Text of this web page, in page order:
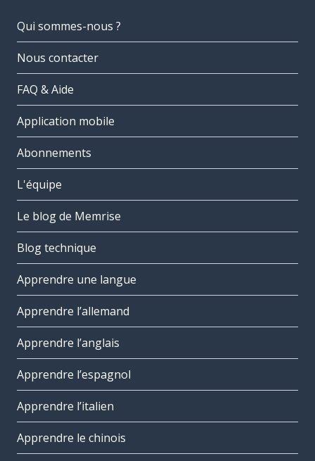
Qui sommes-nous ?
Nous contacter
FAQ & Aide
Application mobile
Abonnements
L'équipe
Le blog de Memrise
Blog technique
Apprendre une langue
Apprendre l’allemand
Apprendre l’anglais
Apprendre l’espagnol
Apprendre l’italien
Apprendre le chinois